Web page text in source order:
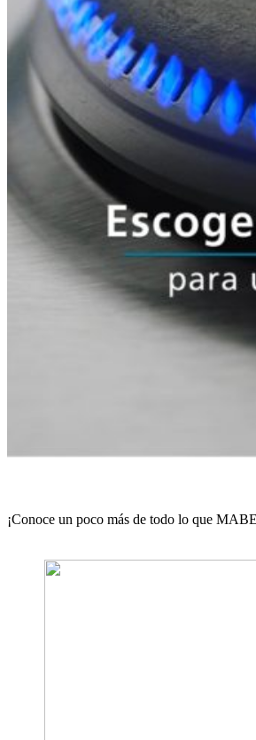
¡Conoce un poco más de todo lo que